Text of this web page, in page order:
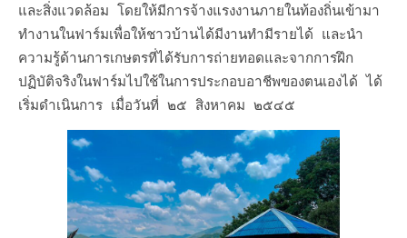
และสิ่งแวดล้อม โดยให้มีการจ้างแรงงานภายในท้องถิ่นเข้ามา
ทำงานในฟาร์มเพื่อให้ชาวบ้านได้มีงานทำมีรายได้ และนำ
ความรู้ด้านการเกษตรที่ได้รับการถ่ายทอดและจากการฝึก
ปฏิบัติจริงในฟาร์มไปใช้ในการประกอบอาชีพของตนเองได้ ได้
เริ่มดำเนินการ เมื่อวันที่ ๒๕ สิงหาคม ๒๕๔๕